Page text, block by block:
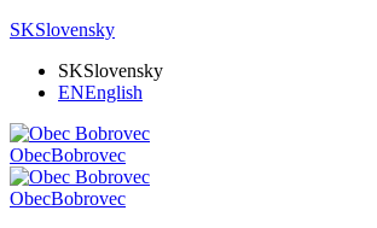
SKSlovensky
SKSlovensky
ENEnglish
ObecBobrovec
ObecBobrovec